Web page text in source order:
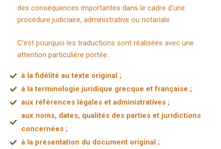
des conséquences importantes dans le cadre d’une
procédure judiciaire, administrative ou notariale.
C’est pourquoi les traductions sont réalisées avec une
attention particulière portée :
à la fidélité au texte original ;
à la terminologie juridique grecque et française ;
aux références légales et administratives ;
aux noms, dates, qualités des parties et juridictions
concernées ;
à la présentation du document original ;